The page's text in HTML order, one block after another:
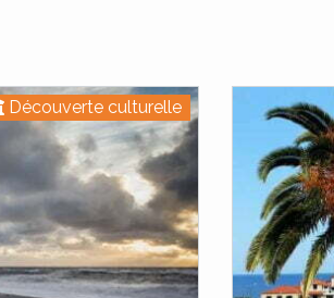
Découverte culturelle